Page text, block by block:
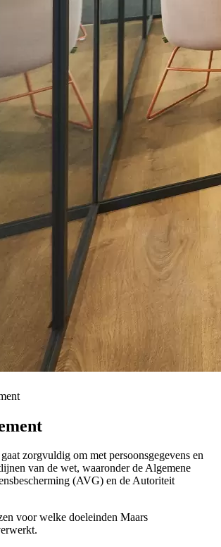
zorgvuldig om met persoonsgegevens en
van de wet, waaronder de Algemene
(AVG) en de Autoriteit
voor welke doeleinden Maars